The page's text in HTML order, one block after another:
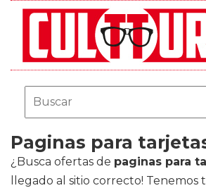
Paginas para
¿Busca ofertas de paginas para
llegado al sitio correcto! Tenemos